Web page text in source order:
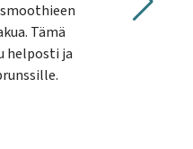
Tämä
helposti ja